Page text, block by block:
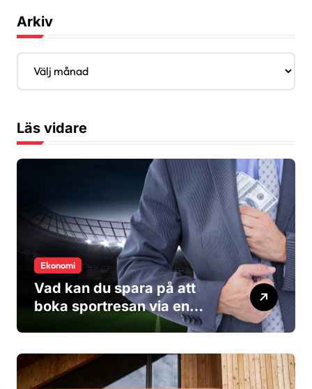
Arkiv
A
k
vLäs vidare
Ekonomi
Vad kan du spara på att
boka sportresan via en
researrangör?